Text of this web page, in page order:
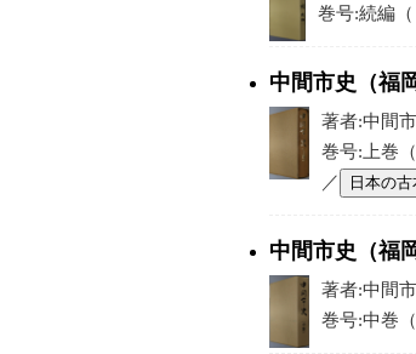
巻号:続編
中間市史（福
著者:中間
巻号:上巻
／
日本の
中間市史（福
著者:中間
巻号:中巻